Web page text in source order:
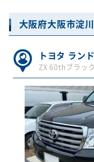
大阪府大阪市淀
トヨタ ラン
ZX 60thブラッ